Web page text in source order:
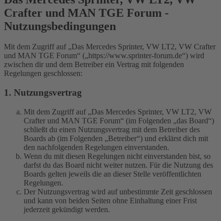
Crafter und MAN TGE Forum -
Nutzungsbedingungen
Mit dem Zugriff auf „Das Mercedes Sprinter, VW LT2, VW Crafter
und MAN TGE Forum“ („https://www.sprinter-forum.de“) wird
zwischen dir und dem Betreiber ein Vertrag mit folgenden
Regelungen geschlossen:
1. Nutzungsvertrag
Mit dem Zugriff auf „Das Mercedes Sprinter, VW LT2, VW
Crafter und MAN TGE Forum“ (im Folgenden „das Board“)
schließt du einen Nutzungsvertrag mit dem Betreiber des
Boards ab (im Folgenden „Betreiber“) und erklärst dich mit
den nachfolgenden Regelungen einverstanden.
Wenn du mit diesen Regelungen nicht einverstanden bist, so
darfst du das Board nicht weiter nutzen. Für die Nutzung des
Boards gelten jeweils die an dieser Stelle veröffentlichten
Regelungen.
Der Nutzungsvertrag wird auf unbestimmte Zeit geschlossen
und kann von beiden Seiten ohne Einhaltung einer Frist
jederzeit gekündigt werden.